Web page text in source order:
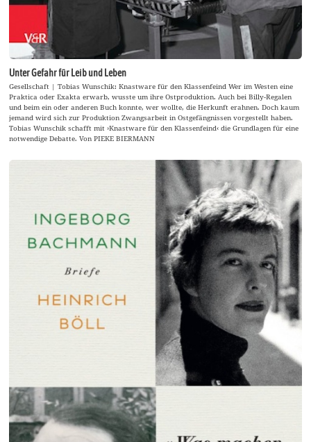
Unter Gefahr für Leib und Leben
Gesellschaft | Tobias Wunschik: Knastware für den Klassenfeind Wer im Westen eine
Praktica oder Exakta erwarb, wusste um ihre Ostproduktion. Auch bei Billy-Regalen
und beim ein oder anderen Buch konnte, wer wollte, die Herkunft erahnen. Doch kaum
jemand wird sich zur Produktion Zwangsarbeit in Ostgefängnissen vorgestellt haben.
Tobias Wunschik schafft mit ›Knastware für den Klassenfeind‹ die Grundlagen für eine
notwendige Debatte. Von PIEKE BIERMANN